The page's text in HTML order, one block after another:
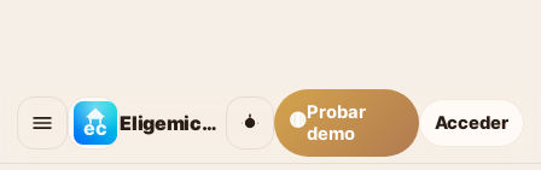
Eligemicasa 🟡Probar
demo
Acceder